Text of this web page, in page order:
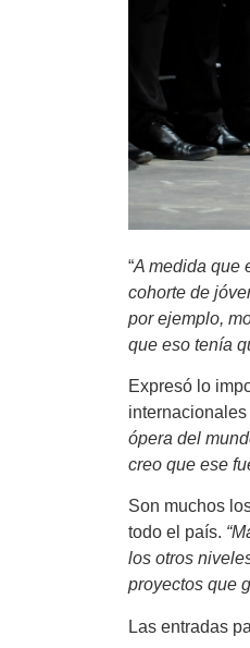
“A medida que
cohorte de
por ejemplo,
que eso tenía
Expresó lo
ópera del
creo que ese
Son muchos
todo el país.
los otros
proyectos que
Las entradas